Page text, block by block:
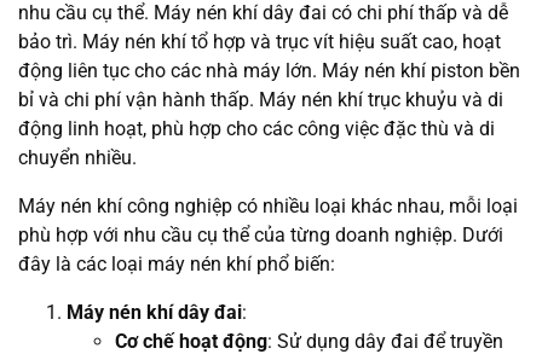
nhu cầu cụ thể. Máy nén khí dây đai có chi phí thấp và dễ
bảo trì. Máy nén khí tổ hợp và trục vít hiệu suất cao, hoạt
động liên tục cho các nhà máy lớn. Máy nén khí piston bền
bỉ và chi phí vận hành thấp. Máy nén khí trục khuỷu và di
động linh hoạt, phù hợp cho các công việc đặc thù và di
chuyển nhiều.
Máy nén khí công nghiệp có nhiều loại khác nhau, mỗi loại
phù hợp với nhu cầu cụ thể của từng doanh nghiệp. Dưới
đây là các loại máy nén khí phổ biến:
Máy nén khí dây đai:
Cơ chế hoạt động: Sử dụng dây đai để truyền